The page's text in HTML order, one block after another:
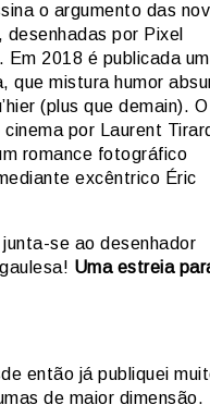
o argumento das
por Pixel
Em 2018 é publicada
que mistura humor
(plus que demain). O
por Laurent
romance fotográfico
excêntrico Éric
se ao desenhador
Uma estreia
então já publiquei
de maior dimensão.